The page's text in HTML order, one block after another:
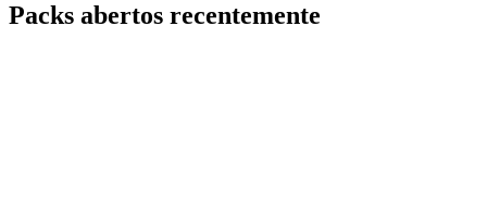
Packs abertos recentemente